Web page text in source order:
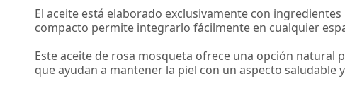
El aceite está elaborado exclusivamente con
compacto permite integrarlo fácilmente en cualquier
Este aceite de rosa mosqueta ofrece una opción
que ayudan a mantener la piel con un aspecto saludable